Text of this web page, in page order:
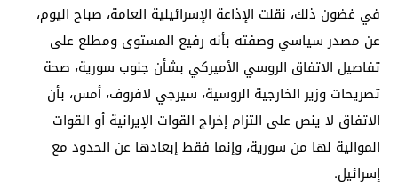
في غضون ذلك، نقلت الإذاعة الإسرائيلية العامة، صباح اليوم،
عن مصدر سياسي وصفته بأنه رفيع المستوى ومطلع على
تفاصيل الاتفاق الروسي الأميركي بشأن جنوب سورية، صحة
تصريحات وزير الخارجية الروسية، سيرجي لافروف، أمس، بأن
الاتفاق لا ينص على التزام إخراج القوات الإيرانية أو القوات
الموالية لها من سورية، وإنما فقط إبعادها عن الحدود مع
إسرائيل.